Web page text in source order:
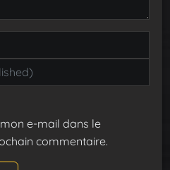
e-mail dans le
commentaire.